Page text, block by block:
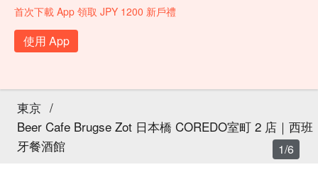
首次下載 App 領取 JPY 1200 新戶禮
使用 App
東京 /
Beer Cafe Brugse Zot 日本橋 COREDO室町 2 店｜西班
牙餐酒館
1/6